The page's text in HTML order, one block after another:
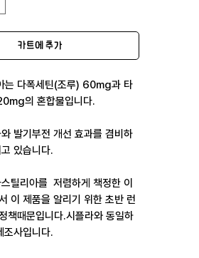
카트에 추가
는 다폭세틴(조루) 60mg과 타
의 혼합물입니다.
발기부전 개선 효과를 겸비하
있습니다.
틸리아를 저렴하게 책정한 이
이 제품을 알리기 위한 초반 런
책때문입니다.시플라와 동일하
조사입니다.